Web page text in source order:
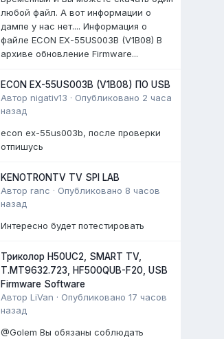
GAZER TV49-US2G,
HK.T.RT2861V09,
HV490QUB, eMMC Toshiba
016G30 16GB, полный дамп
kmmопубликовал файл в
TV GAZER EMMC Dump
TV GAZER TV49-US2G
шасси: HK.T.RT2861V09
матрица: HV490QUB
0 ответов
любой файл. А вот информации о
дампе у нас нет.... Информация о
файле ECON EX-55US003B (V1B08) В
архиве обновление Firmware...
ECON EX-55US003B (V1B08) ПО USB
Авторnigativ13 · Опубликовано 2 часа
назад
econ ex-55us003b, после проверки
отпишусь
KENOTRONTV TV SPI LAB
Авторranc · Опубликовано 8 часов
назад
Интересно будет потестировать
Триколор H50UC2, SMART TV,
T.MT9632.723, HF500QUB-F20, USB
Firmware Software
АвторLiVan · Опубликовано17 часов
назад
@Golem Вы обязаны соблюдать